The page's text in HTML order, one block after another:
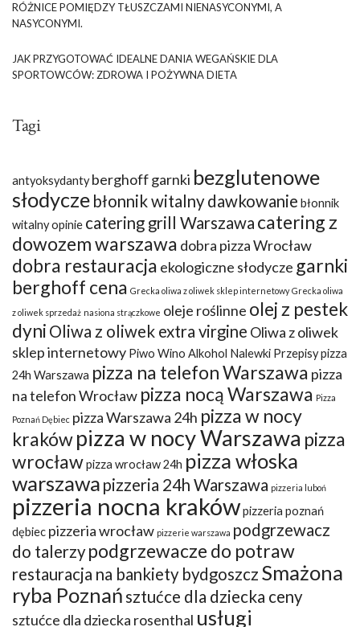
RÓŻNICE POMIĘDZY TŁUSZCZAMI NIENASYCONYMI, A
NASYCONYMI.
JAK PRZYGOTOWAĆ IDEALNE DANIA WEGAŃSKIE DLA
SPORTOWCÓW: ZDROWA I POŻYWNA DIETA
Tagi
antyoksydanty berghoff garnki bezglutenowe
słodycze błonnik witalny dawkowanie błonnik
witalny opinie catering grill Warszawa catering z
dowozem warszawa dobra pizza Wrocław
dobra restauracja ekologiczne słodycze garnki
berghoff cena Grecka oliwa z oliwek sklep internetowy Grecka oliwa
z oliwek sprzedaż nasiona strączkowe oleje roślinne olej z pestek
dyni Oliwa z oliwek extra virgine Oliwa z oliwek
sklep internetowy Piwo Wino Alkohol Nalewki Przepisypizza
24h Warszawa pizza na telefon Warszawa pizza
na telefon Wrocław pizza nocą Warszawa Pizza
Poznań Dębiec pizza Warszawa 24h pizza w nocy
krakówpizza w nocy Warszawa pizza
wrocławpizza wrocław 24h pizza włoska
warszawa pizzeria 24h Warszawa pizzeria luboń
pizzeria nocna krakówpizzeria poznań
dębiec pizzeria wrocław pizzerie warszawa podgrzewacz
do talerzy podgrzewacze do potraw
restauracja na bankiety bydgoszcz Smażona
ryba Poznań sztućce dla dziecka ceny
sztućce dla dziecka rosenthal usługi